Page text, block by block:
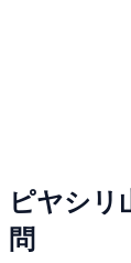
ピヤシリ
問